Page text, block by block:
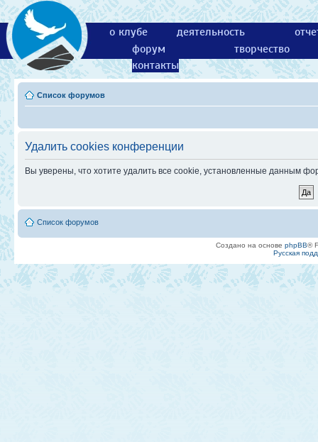
о клубе деятельность
форум
творчество
контакты
Список форумов
Удалить cookies конференции
Вы уверены, что хотите удалить все cookie, установленные данным
Список форумов
Создано на основе phpBB®
Русская